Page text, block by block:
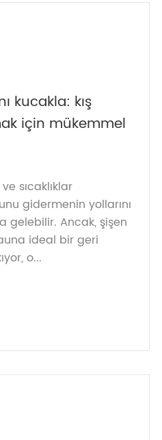
kucakla: kış
için mükemmel
sıcaklıklar
gidermenin yollarını
gelebilir. Ancak, şişen
ideal bir geri
o...